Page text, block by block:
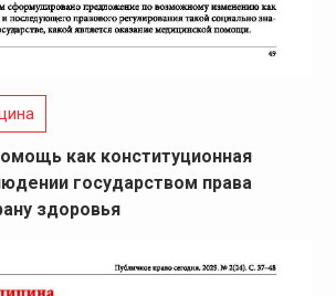
как конституционная
государством права
здоровья